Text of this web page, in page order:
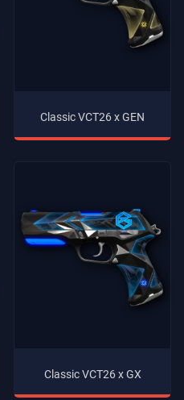
Classic VCT26 x GEN
Classic VCT26 x GX